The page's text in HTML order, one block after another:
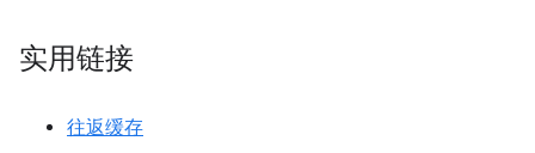
实用链接
往返缓存